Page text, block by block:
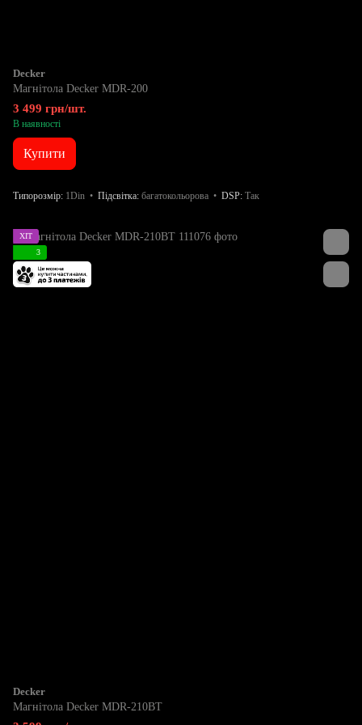
Decker
Магнітола Decker MDR-200
3 499 грн/шт.
В наявності
Купити
Типорозмір 1Din Підсвітка багатокольорова DSP Так
ХІТ
3
Decker
Магнітола Decker MDR-210BT